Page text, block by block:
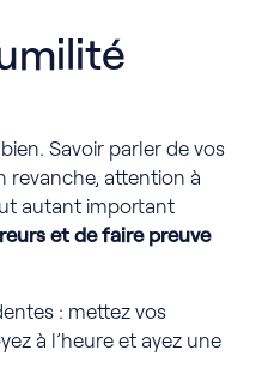
Savoir parler de vos
revanche, attention à
autant important
et de faire preuve
: mettez vos
à l’heure et ayez une